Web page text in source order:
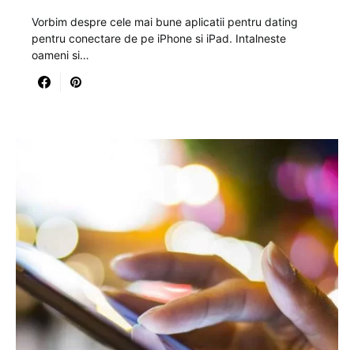
Vorbim despre cele mai bune aplicatii pentru dating
pentru conectare de pe iPhone si iPad. Intalneste
oameni si…